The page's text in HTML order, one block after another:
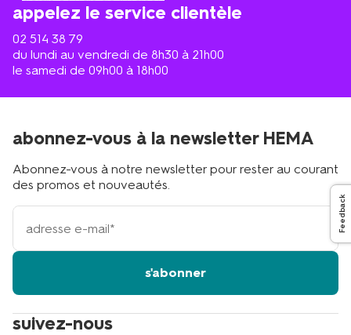
appelez le service clientèle
02 514 38 79
du lundi au vendredi de 8h30 à 21h00
le samedi de 09h00 à 18h00
suivez-nous
abonnez-vous à la newsletter HEMA
Abonnez-vous à notre newsletter pour rester au courant
des promos et nouveautés.
votre
adresse
s'abonner
Feedback